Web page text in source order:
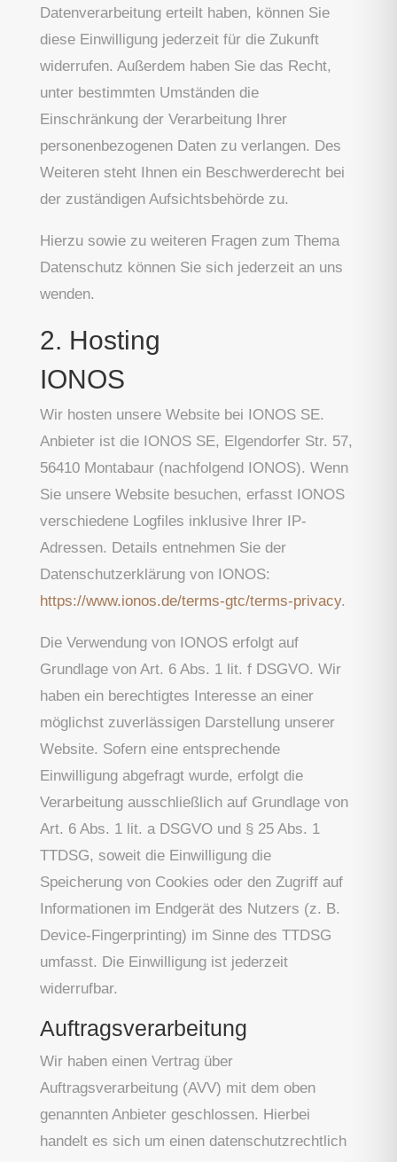
Datenverarbeitung erteilt haben, können Sie
diese Einwilligung jederzeit für die Zukunft
widerrufen. Außerdem haben Sie das Recht,
unter bestimmten Umständen die
Einschränkung der Verarbeitung Ihrer
personenbezogenen Daten zu verlangen. Des
Weiteren steht Ihnen ein Beschwerderecht bei
der zuständigen Aufsichtsbehörde zu.
Hierzu sowie zu weiteren Fragen zum Thema
Datenschutz können Sie sich jederzeit an uns
wenden.
2. Hosting
IONOS
Wir hosten unsere Website bei IONOS SE.
Anbieter ist die IONOS SE, Elgendorfer Str. 57,
56410 Montabaur (nachfolgend IONOS). Wenn
Sie unsere Website besuchen, erfasst IONOS
verschiedene Logfiles inklusive Ihrer IP-
Adressen. Details entnehmen Sie der
Datenschutzerklärung von IONOS:
https://www.ionos.de/terms-gtc/terms-privacy.
Die Verwendung von IONOS erfolgt auf
Grundlage von Art. 6 Abs. 1 lit. f DSGVO. Wir
haben ein berechtigtes Interesse an einer
möglichst zuverlässigen Darstellung unserer
Website. Sofern eine entsprechende
Einwilligung abgefragt wurde, erfolgt die
Verarbeitung ausschließlich auf Grundlage von
Art. 6 Abs. 1 lit. a DSGVO und § 25 Abs. 1
TTDSG, soweit die Einwilligung die
Speicherung von Cookies oder den Zugriff auf
Informationen im Endgerät des Nutzers (z. B.
Device-Fingerprinting) im Sinne des TTDSG
umfasst. Die Einwilligung ist jederzeit
widerrufbar.
Auftragsverarbeitung
Wir haben einen Vertrag über
Auftragsverarbeitung (AVV) mit dem oben
genannten Anbieter geschlossen. Hierbei
handelt es sich um einen datenschutzrechtlich